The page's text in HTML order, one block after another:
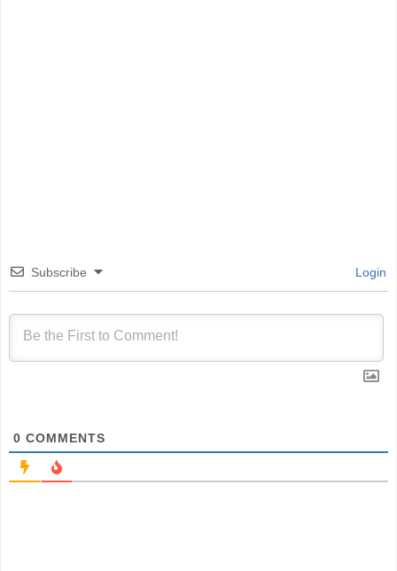
Subscribe Login
0 COMMENTS